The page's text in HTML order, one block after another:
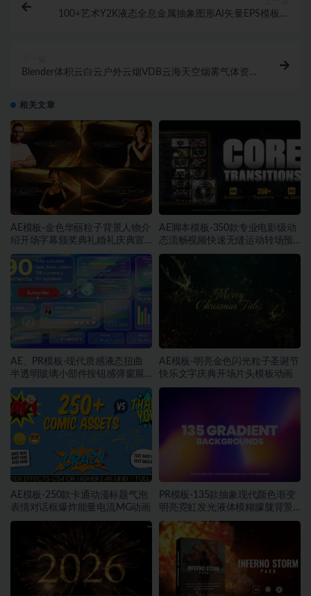
100+艺术Y2K液态全息金属抽象图形AI矢量EPS模板设
Blender体积云白云户外云烟VDB云海天空烟雾气体资
相关文章
AE模板-金色华丽粒子背景人物介
绍开场字幕颁奖典礼婚礼庆典宣
传动画
AE脚本模板-350款专业电影级动
态流畅视频快速无缝运动转场预
设
AE、PR模板-现代质感液态扭曲
半透明玻璃小部件按钮感弹窗展
示动画素材
AE模板-明亮金色闪光粒子圣诞节
快乐文字庆典开场片头模板动画
AE模板-250款卡通动漫标题气泡
表情对话框爆炸能量电流MG动画
PR模板-135款抽象现代颜色渐变
明亮霓虹发光液体模糊朦胧背景
动画素材